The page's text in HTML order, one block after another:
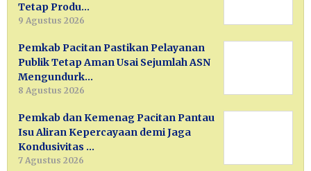
Tetap Produ…
9 Agustus 2026
Pemkab Pacitan Pastikan Pelayanan
Publik Tetap Aman Usai Sejumlah ASN
Mengundurk…
8 Agustus 2026
Pemkab dan Kemenag Pacitan Pantau
Isu Aliran Kepercayaan demi Jaga
Kondusivitas …
7 Agustus 2026